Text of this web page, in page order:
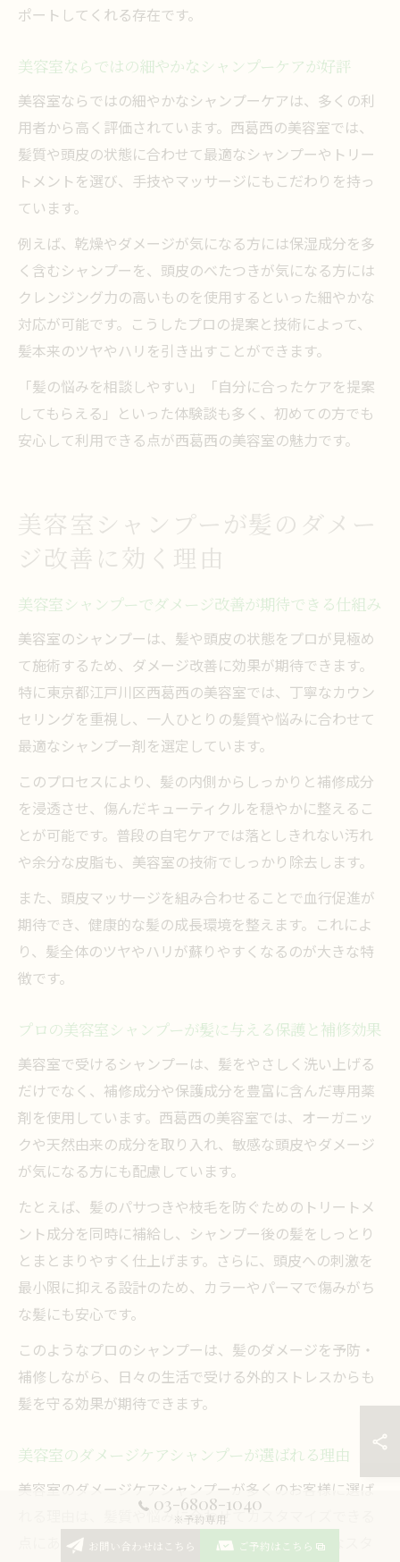
ポートしてくれる存在です。
美容室ならではの細やかなシャンプーケアが好評
美容室ならではの細やかなシャンプーケアは、多くの利
用者から高く評価されています。西葛西の美容室では、
髪質や頭皮の状態に合わせて最適なシャンプーやトリー
トメントを選び、手技やマッサージにもこだわりを持っ
ています。
例えば、乾燥やダメージが気になる方には保湿成分を多
く含むシャンプーを、頭皮のべたつきが気になる方には
クレンジング力の高いものを使用するといった細やかな
対応が可能です。こうしたプロの提案と技術によって、
髪本来のツヤやハリを引き出すことができます。
「髪の悩みを相談しやすい」「自分に合ったケアを提案
してもらえる」といった体験談も多く、初めての方でも
安心して利用できる点が西葛西の美容室の魅力です。
美容室シャンプーが髪のダメー
ジ改善に効く理由
美容室シャンプーでダメージ改善が期待できる仕組み
美容室のシャンプーは、髪や頭皮の状態をプロが見極め
て施術するため、ダメージ改善に効果が期待できます。
特に東京都江戸川区西葛西の美容室では、丁寧なカウン
セリングを重視し、一人ひとりの髪質や悩みに合わせて
最適なシャンプー剤を選定しています。
このプロセスにより、髪の内側からしっかりと補修成分
を浸透させ、傷んだキューティクルを穏やかに整えるこ
とが可能です。普段の自宅ケアでは落としきれない汚れ
や余分な皮脂も、美容室の技術でしっかり除去します。
また、頭皮マッサージを組み合わせることで血行促進が
期待でき、健康的な髪の成長環境を整えます。これによ
り、髪全体のツヤやハリが蘇りやすくなるのが大きな特
徴です。
プロの美容室シャンプーが髪に与える保護と補修効果
美容室で受けるシャンプーは、髪をやさしく洗い上げる
だけでなく、補修成分や保護成分を豊富に含んだ専用薬
剤を使用しています。西葛西の美容室では、オーガニッ
クや天然由来の成分を取り入れ、敏感な頭皮やダメージ
が気になる方にも配慮しています。
たとえば、髪のパサつきや枝毛を防ぐためのトリートメ
ント成分を同時に補給し、シャンプー後の髪をしっとり
とまとまりやすく仕上げます。さらに、頭皮への刺激を
最小限に抑える設計のため、カラーやパーマで傷みがち
な髪にも安心です。
このようなプロのシャンプーは、髪のダメージを予防・
補修しながら、日々の生活で受ける外的ストレスからも
髪を守る効果が期待できます。
美容室のダメージケアシャンプーが選ばれる理由
美容室のダメージケアシャンプーが多くのお客様に選ば
れる理由は、髪質や悩みに合わせてカスタマイズできる
点にあります。特に西葛西エリアでは、経験豊富なスタ
03-6808-1040
※予約専用
お問い合わせはこちら
ご予約はこちら